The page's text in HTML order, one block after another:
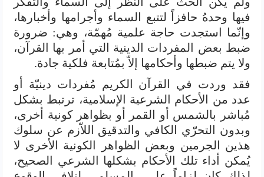
فيها وحدهُ حافزاً لتتبع السماء وأجرامها وأخبارها،
وإنّما استجدت حاجة علمية مُهمّة، وهي: ضرورة
ضبط بعض المفردات الدينية التي أمر بها القرآن،
ولا يتم ضبطها وأحكامها إلاّ بمُتابعة فلكية جادة.
فقد وردت في القرآن الكريم مُفردات دينيّة أو
عدد من الأحكام الشرعية الإسلامية، ترتبط بشكل
مُباشر بالشمس أو القمر أو بظواهر كونية أخرى،
وبدون التحرّي الكافي والتدقيق اللاّزم عن سلوك
هذين الجرمين وبعض الظواهر الكونية الأخرى لا
يُمكن أداء تلك الأحكام بشكلها الشرعي الصحيح،